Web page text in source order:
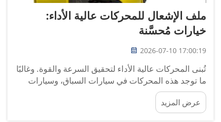
ملف الإشعال للمحركات عالية الأداء:
خيارات مُحسَّنة
2026-07-10 17:00:19
تُبنى المحركات عالية الأداء لتحقيق السرعة والقوة. وغالبًا
ما توجد هذه المحركات في سيارات السباق، وسيارات
القوة، وغيرها من المركبات التي تحتاج إلى الانطلاق
بسرعة. ولتحسين أداء هذه المحركات، فإنها تحتاج إلى
قطع غيار خاصة يمكنها تحمل الضغط الإضافي والـ...
عرض المزيد